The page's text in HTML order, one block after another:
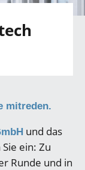
mitreden.
und das
ein: Zu
Runde und in